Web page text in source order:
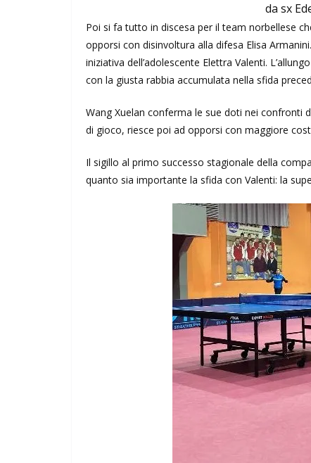
da sx
Poi si fa tutto in discesa per il team norbellese
opporsi con disinvoltura alla difesa Elisa
iniziativa dell’adolescente Elettra Valenti.
con la giusta rabbia accumulata nella sfida
Wang Xuelan conferma le sue doti nei confronti
di gioco, riesce poi ad opporsi con maggiore
Il sigillo al primo successo stagionale della
quanto sia importante la sfida con Valenti: la